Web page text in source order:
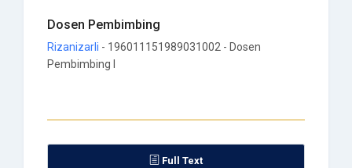
Dosen Pembimbing
Rizanizarli - 196011151989031002 - Dosen
Pembimbing I
Full Text